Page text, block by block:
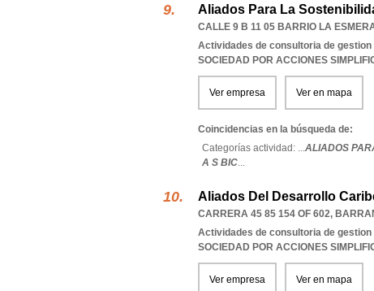
Aliados Para La
CALLE 9 B 11 05 BARRIO LA
Actividades de consultoria de gestion
SOCIEDAD POR ACCIONES
Ver empresa Ver en mapa
Coincidencias en la búsqueda de:
Categorías actividad: ...ALIADOS
A S BIC...
Aliados Del Desarrollo
CARRERA 45 85 154 OF 602,
Actividades de consultoria de gestion
SOCIEDAD POR ACCIONES
Ver empresa Ver en mapa